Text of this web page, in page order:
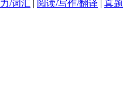
/词汇 | 阅读/写作/翻译 | 真